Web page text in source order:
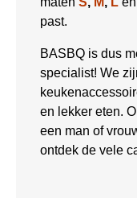
past.
BASBQ is dus
specialist! We
en lekker eten.
een man of
ontdek de vele